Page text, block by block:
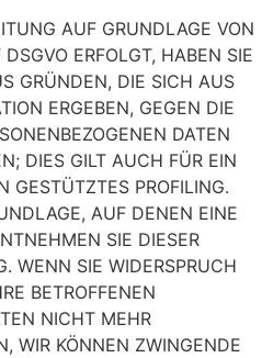
AUF GRUNDLAGE VON
ERFOLGT, HABEN SIE
GRÜNDEN, DIE SICH AUS
ERGEBEN, GEGEN DIE
DATEN
DIES GILT AUCH FÜR EIN
GESTÜTZTES PROFILING.
AUF DENEN EINE
SIE DIESER
WENN SIE WIDERSPRUCH
BETROFFENEN
NICHT MEHR
WIR KÖNNEN ZWINGENDE